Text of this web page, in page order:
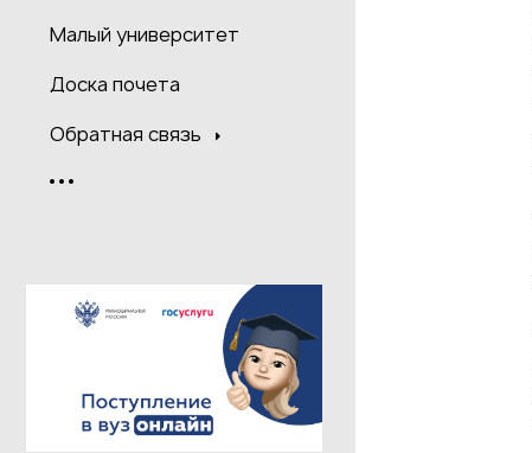
Малый университет
Доска почета
Обратная связь